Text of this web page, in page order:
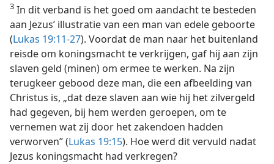
3 In dit verband is het goed om aandacht te besteden
aan Jezus’ illustratie van een man van edele geboorte
(Lukas 19:11-27). Voordat de man naar het buitenland
reisde om koningsmacht te verkrijgen, gaf hij aan zijn
slaven geld (minen) om ermee te werken. Na zijn
terugkeer gebood deze man, die een afbeelding van
Christus is, „dat deze slaven aan wie hij het zilvergeld
had gegeven, bij hem werden geroepen, om te
vernemen wat zij door het zakendoen hadden
verworven” (Lukas 19:15). Hoe werd dit vervuld nadat
Jezus koningsmacht had verkregen?